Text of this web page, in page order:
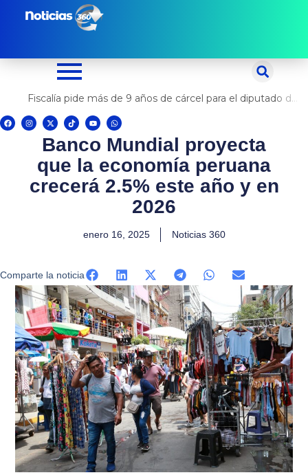
Fiscalía pide más de 9 años de cárcel para el diputado de oposición Harvey Colchado
F
a
c
I
n
s
X
-
t
w
i
t
e
T
i
k
t
Y
o
u
t
u
e
W
h
a
t
s
p
p
Banco Mundial proyecta
que la economía peruana
crecerá 2.5% este año y en
2026
enero 16, 2025 Noticias 360
Comparte la noticia